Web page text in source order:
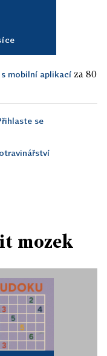
mobilní aplikací za 80
se
mozek